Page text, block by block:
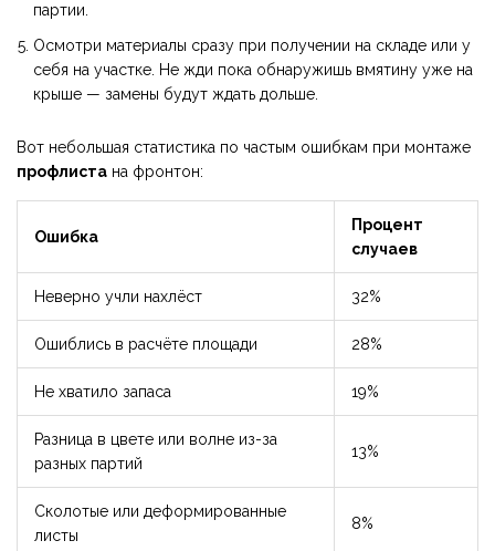
партии.
Осмотри материaлы сразу при получении на складе или у
себя на участке. Не жди пока обнаружишь вмятину уже на
крыше — замены будут ждать дольше.
Вот небольшая статистика по частым ошибкам при монтаже
профлиста на фронтон:
Ошибка
Процент
случаев
Неверно учли нахлёст 32%
Ошиблись в расчёте площади 28%
Не хватило запаса 19%
Разница в цвете или волне из-за
разных партий
13%
Сколотые или деформированные
листы
8%